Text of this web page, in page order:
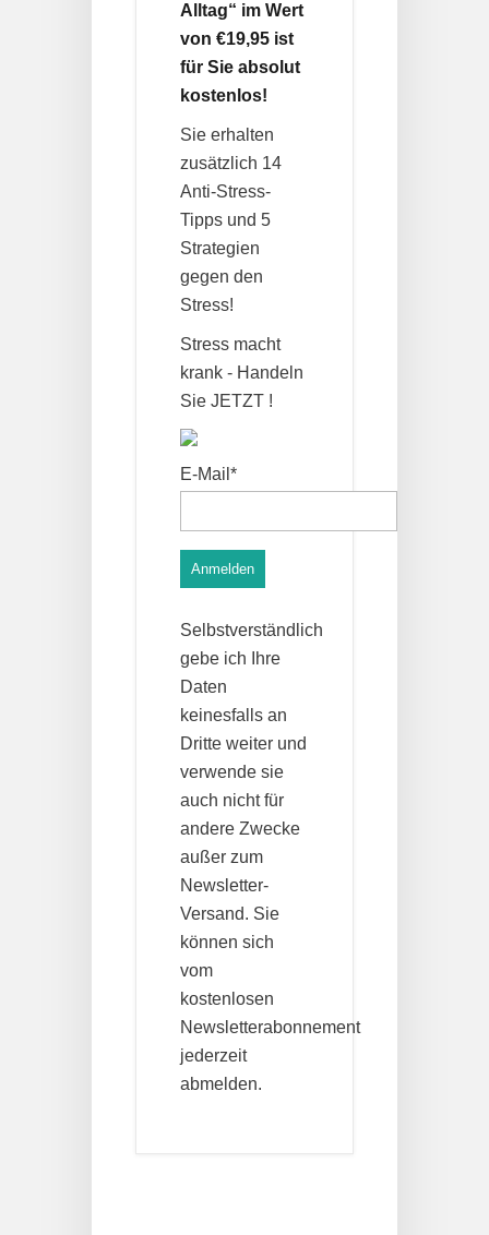
Alltag“ im Wert
von €19,95 ist
für Sie absolut
kostenlos!
Sie erhalten
zusätzlich 14
Anti-Stress-
Tipps und 5
Strategien
gegen den
Stress!
Stress macht
krank - Handeln
Sie JETZT !
E-Mail*
Anmelden
Selbstverständlich
gebe ich Ihre
Daten
keinesfalls an
Dritte weiter und
verwende sie
auch nicht für
andere Zwecke
außer zum
Newsletter-
Versand. Sie
können sich
vom
kostenlosen
Newsletterabonnement
jederzeit
abmelden.